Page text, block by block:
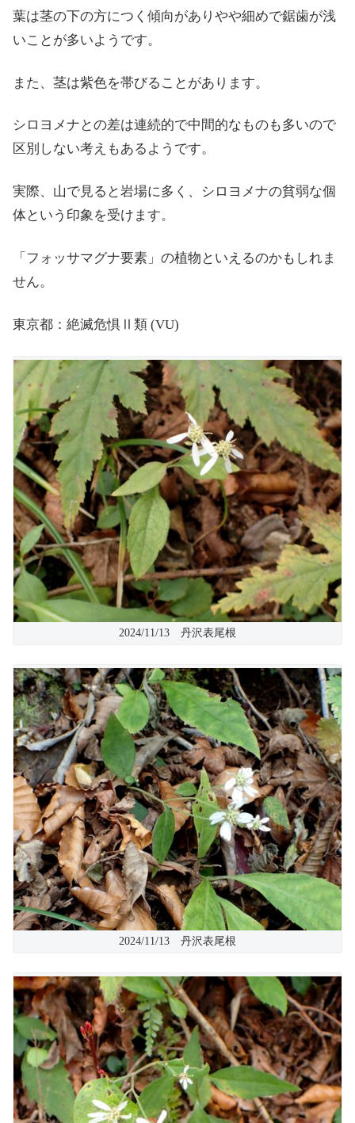
葉は茎の下の方につく傾向がありやや細めで鋸歯が浅
いことが多いようです。
また、茎は紫色を帯びることがあります。
シロヨメナとの差は連続的で中間的なものも多いので
区別しない考えもあるようです。
実際、山で見ると岩場に多く、シロヨメナの貧弱な個
体という印象を受けます。
「フォッサマグナ要素」の植物といえるのかもしれま
せん。
東京都：絶滅危惧Ⅱ類 (VU)
2024/11/13 丹沢表尾根
2024/11/13 丹沢表尾根